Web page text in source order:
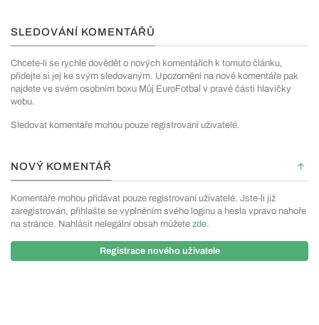
SLEDOVÁNÍ KOMENTÁŘŮ
Chcete-li se rychle dovědět o nových komentářích k tomuto článku,
přidejte si jej ke svým sledovaným. Upozornění na nové komentáře pak
najdete ve svém osobním boxu Můj EuroFotbal v pravé části hlavičky
webu.
Sledovat komentáře mohou pouze registrovaní uživatelé.
NOVÝ KOMENTÁŘ
Komentáře mohou přidávat pouze registrovaní uživatelé. Jste-li již
zaregistrován, přihlašte se vyplněním svého loginu a hesla vpravo nahoře
na stránce. Nahlásit nelegální obsah můžete zde.
Registrace nového uživatele